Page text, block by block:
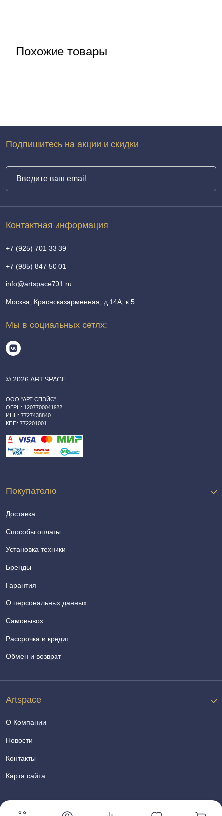
Похожие товары
© 2026 ARTSPACE
ООО "АРТ СПЭЙС"
ОГРН: 1207700041922
ИНН: 7727438840
КПП: 772201001
Покупателю
Доставка
Способы оплаты
Установка техники
Бренды
Гарантия
О персональных данных
Самовывоз
Рассрочка и кредит
Обмен и возврат
Artspace
О Компании
Новости
Контакты
Карта сайта
Контактная информация
+7 (925) 701 33 39
+7 (985) 847 50 01
info@artspace701.ru
Москва, Красноказарменная, д.14А, к.5
Мы в социальных сетях:
Подпишитесь на акции и скидки